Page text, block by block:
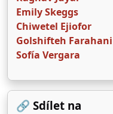
Emily Skeggs
Chiwetel Ejiofor
Golshifteh Farahani
Sofía Vergara
🔗 Sdílet na